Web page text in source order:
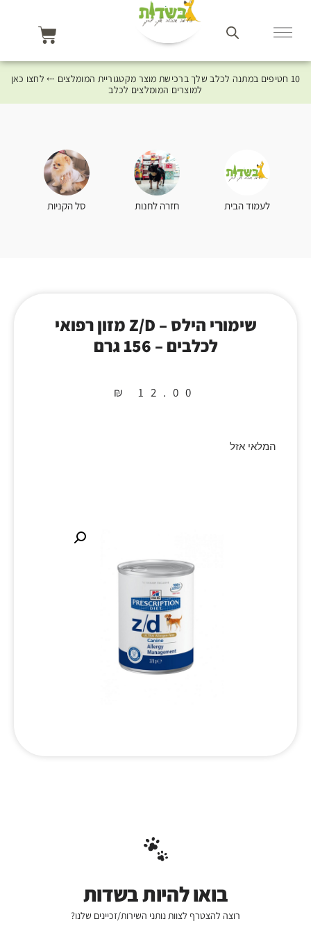
10 חטיפים במתנה לכלב שלך ברכישת מוצר מקטגוריית המומלצים ⤎ לחצו כאן
למוצרים המומלצים לכלב
לעמוד הבית חזרה לחנות סל הקניות
שימורי הילס – Z/D מזון רפואי
לכלבים – 156 גרם
₪ 12.00
המלאי אזל
בואו להיות בשדות
רוצה להצטרף לצוות נותני השירות/זכיינים שלנו?